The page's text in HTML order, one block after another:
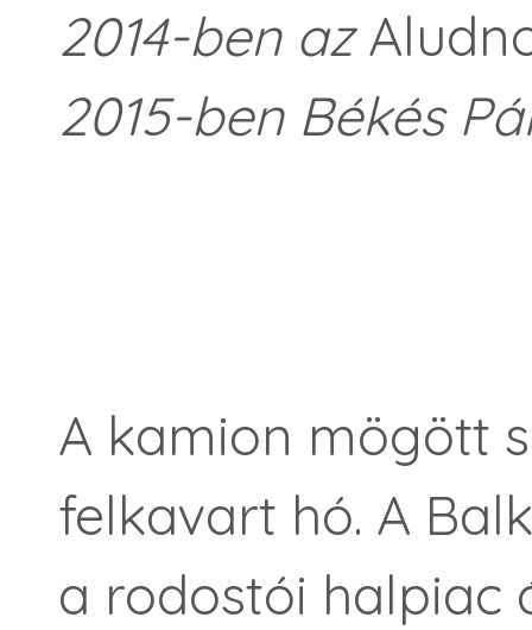
2014-ben az
2015-ben Békés
A kamion mögött
felkavart hó. A
a rodostói halpiac